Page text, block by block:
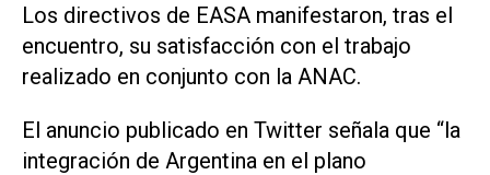
Los directivos de EASA manifestaron, tras el
encuentro, su satisfacción con el trabajo
realizado en conjunto con la ANAC.
El anuncio publicado en Twitter señala que “la
integración de Argentina en el plano